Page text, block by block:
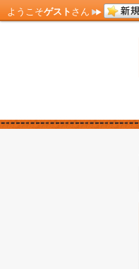
ようこそゲスト さん